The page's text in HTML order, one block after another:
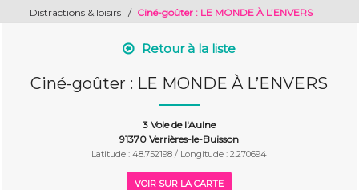
Distractions & loisirs
/ Ciné-goûter : LE MONDE À L’ENVERS
Retour à la liste
Ciné-goûter : LE MONDE À L’ENVERS
3 Voie de l'Aulne
91370 Verrières-le-Buisson
Latitude : 48.752198 / Longitude : 2.270694
VOIR SUR LA CARTE